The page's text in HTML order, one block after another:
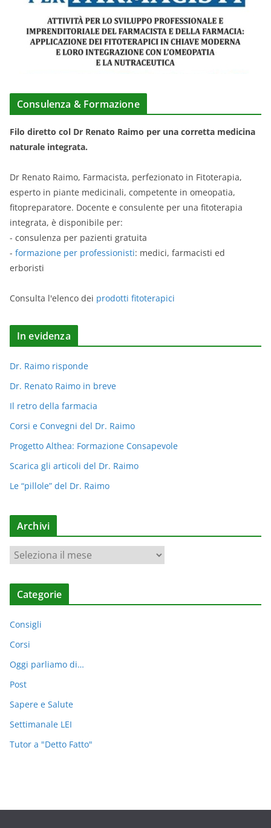
Consulenza & Formazione
Filo diretto col Dr Renato Raimo per una corretta medicina
naturale integrata.
Dr Renato Raimo, Farmacista, perfezionato in Fitoterapia,
esperto in piante medicinali, competente in omeopatia,
fitopreparatore. Docente e consulente per una fitoterapia
integrata, è disponibile per:
- consulenza per pazienti gratuita
- formazione per professionisti: medici, farmacisti ed
erboristi
Consulta l'elenco dei prodotti fitoterapici
In evidenza
Dr. Raimo risponde
Dr. Renato Raimo in breve
Il retro della farmacia
Corsi e Convegni del Dr. Raimo
Progetto Althea: Formazione Consapevole
Scarica gli articoli del Dr. Raimo
Le “pillole” del Dr. Raimo
Archivi
r
c
v
i
Categorie
Consigli
Corsi
Oggi parliamo di…
Post
Sapere e Salute
Settimanale LEI
Tutor a "Detto Fatto"